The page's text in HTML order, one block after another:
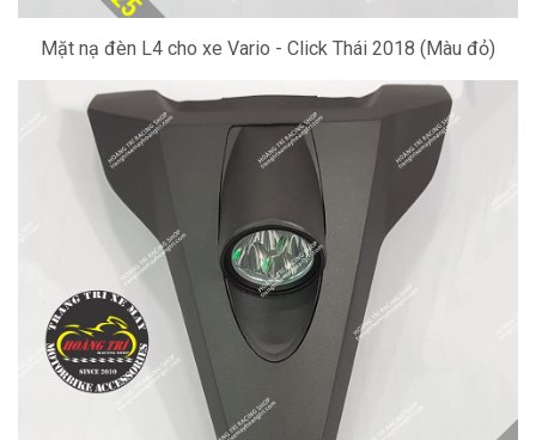
Mặt nạ đèn L4 cho xe Vario - Click Thái 2018 (Màu đỏ)